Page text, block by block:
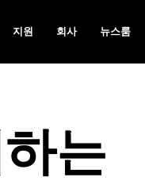
지원 회사 뉴스룸
는